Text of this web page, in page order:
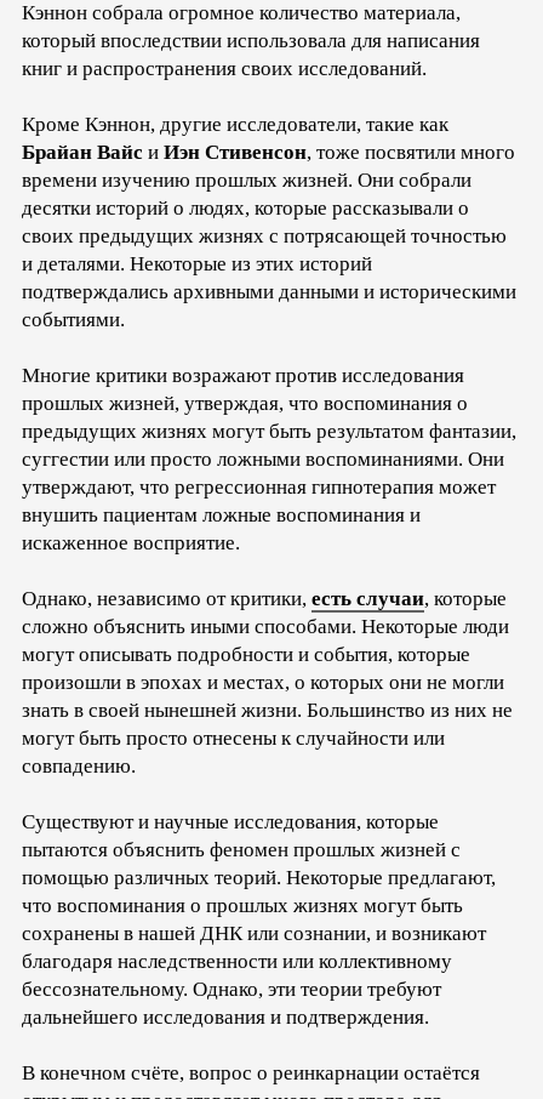
Кэннон собрала огромное количество материала,
который впоследствии использовала для написания
книг и распространения своих исследований.
Кроме Кэннон, другие исследователи, такие как
Брайан Вайс и Иэн Стивенсон, тоже посвятили много
времени изучению прошлых жизней. Они собрали
десятки историй о людях, которые рассказывали о
своих предыдущих жизнях с потрясающей точностью
и деталями. Некоторые из этих историй
подтверждались архивными данными и историческими
событиями.
Многие критики возражают против исследования
прошлых жизней, утверждая, что воспоминания о
предыдущих жизнях могут быть результатом фантазии,
суггестии или просто ложными воспоминаниями. Они
утверждают, что регрессионная гипнотерапия может
внушить пациентам ложные воспоминания и
искаженное восприятие.
Однако, независимо от критики, есть случаи, которые
сложно объяснить иными способами. Некоторые люди
могут описывать подробности и события, которые
произошли в эпохах и местах, о которых они не могли
знать в своей нынешней жизни. Большинство из них не
могут быть просто отнесены к случайности или
совпадению.
Существуют и научные исследования, которые
пытаются объяснить феномен прошлых жизней с
помощью различных теорий. Некоторые предлагают,
что воспоминания о прошлых жизнях могут быть
сохранены в нашей ДНК или сознании, и возникают
благодаря наследственности или коллективному
бессознательному. Однако, эти теории требуют
дальнейшего исследования и подтверждения.
В конечном счёте, вопрос о реинкарнации остаётся